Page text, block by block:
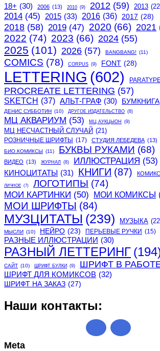
18+ (30) 2006 (13) 2010 (9) 2012 (59) 2013
2014 (45) 2015 (33) 2016 (36) 2017 (28)
2018 (58) 2019 (47) 2020 (66) 2021
2022 (74) 2023 (66) 2024 (55)
2025 (101) 2026 (57) BANGBANG! (11)
COMICS (78) CORPUS (9) FONT (28)
LETTERING (602)
PROCREATE LETTERING (57)
SKETCH (37) АЛЬТ-ГРАФ (30) БУМКНИГА
ДЕНИС СУББОТИН (10) ДРУГОЕ ИЗДАТЕЛЬСТВО (8)
МЦ АКВАРИУМ (53) МЦ АУКЦЫОН (9)
МЦ НЕСЧАСТНЫЙ СЛУЧАЙ (21)
РОЗНИЧНЫЕ ШРИФТЫ (17) СТУДИЯ ЛЕБЕДЕВА (13)
БИО.КОМИКСЫ (11) БУКВЫ РУКАМИ (68)
ВИДЕО (13) ЖУРНАЛ (8) ИЛЛЮСТРАЦИЯ (53)
КИНОЦИТАТЫ (31) КНИГИ (87)
ЛИЧНОЕ (7) ЛОГОТИПЫ (74)
МОИ КАРТИНКИ (50) МОИ КОМИКСЫ
МОИ ШРИФТЫ (84)
МУЗЦИТАТЫ (239) МУЗЫКА
МЫСЛИ (10) НЕЙРО (23) ПЕРЬЕВЫЕ РУЧКИ (15)
РАЗНЫЕ ИЛЛЮСТРАЦИИ (30)
РАЗНЫЙ ЛЕТТЕРИНГ
САЙТ (10) ШРИФТ БУЛКИ (9) ШРИФТ В
ШРИФТ ДЛЯ КОМИКСОВ (32)
ШРИФТ НА ЗАКАЗ (27)
Наши контакты:
Meta